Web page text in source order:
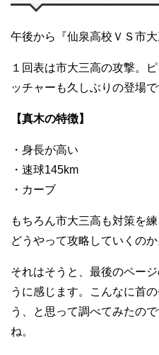
午後から『仙泉高校ＶＳ市大
１回表は市大三高の攻撃。
ッチャーも久しぶりの登場で
【真木の特徴】
・身長が高い
・速球145km
・カーブ
もちろん市大三高も対策を
どうやって攻略していくのか
それはそうと、最後のペー
うに感じます。こんなに首
う、と思って調べてみたの
ね。